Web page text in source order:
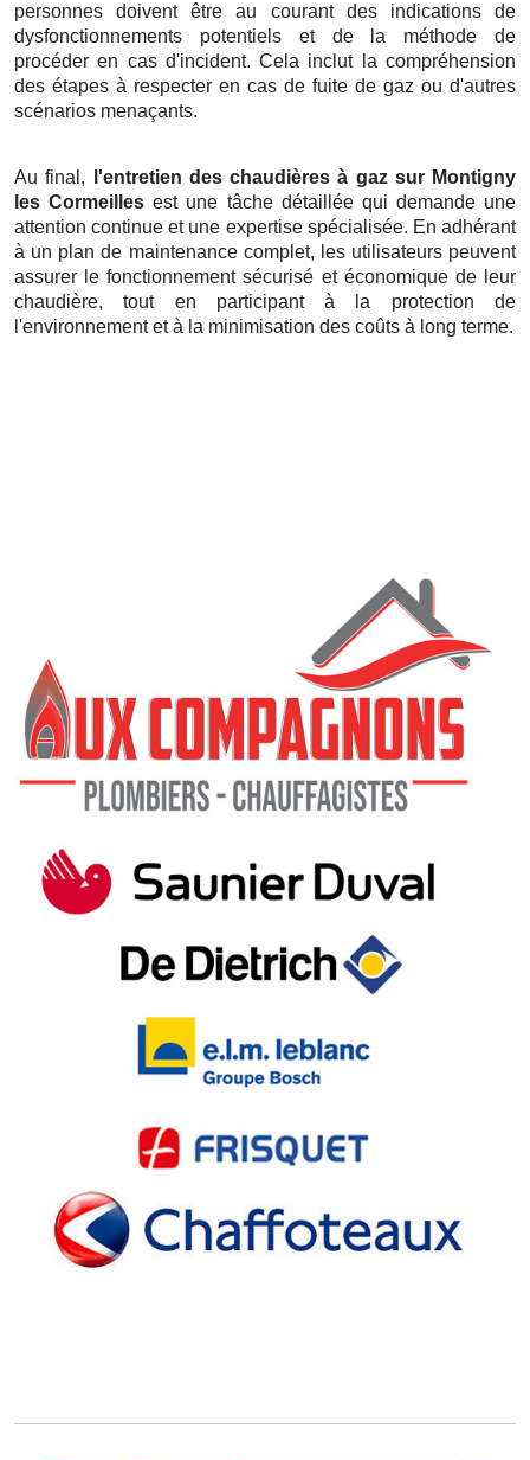
personnes doivent être au courant des indications de
dysfonctionnements potentiels et de la méthode de
procéder en cas d'incident. Cela inclut la compréhension
des étapes à respecter en cas de fuite de gaz ou d'autres
scénarios menaçants.
Au final,
l'entretien des chaudières à gaz sur Montigny
les Cormeilles est une tâche détaillée qui demande une
attention continue et une expertise spécialisée. En adhérant
à un plan de maintenance complet, les utilisateurs peuvent
assurer le fonctionnement sécurisé et économique de leur
chaudière, tout en participant à la protection de
l'environnement et à la minimisation des coûts à long terme.